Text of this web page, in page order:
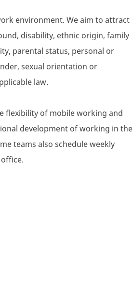
environment. We aim to attract
disability, ethnic origin, family
parental status, personal or
sexual orientation or
law.
flexibility of mobile working and
development of working in the
teams also schedule weekly